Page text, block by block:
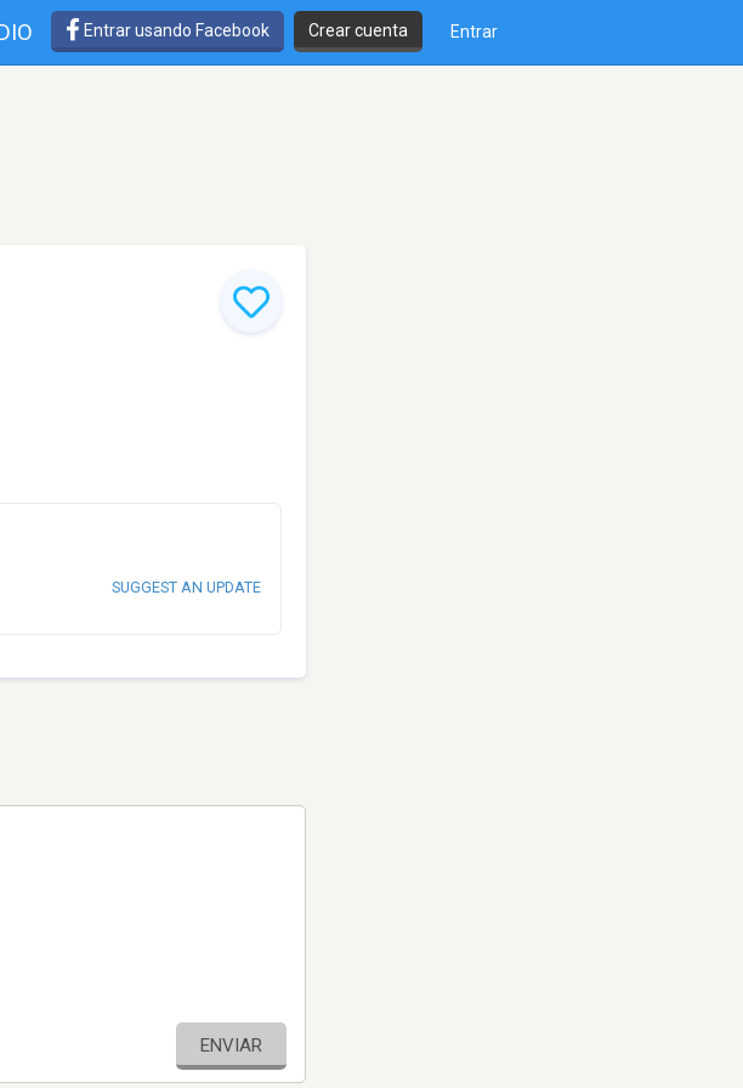
Entrar usando Facebook Crear cuenta Entrar
SUGGEST AN UPDATE
ENVIAR